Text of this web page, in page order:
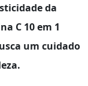
da
C 10 em 1
um cuidado